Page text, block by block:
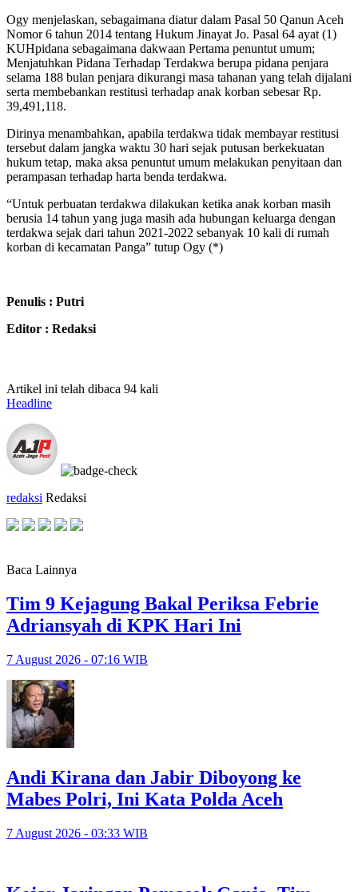
Ogy menjelaskan, sebagaimana diatur dalam Pasal 50 Qanun Aceh
Nomor 6 tahun 2014 tentang Hukum Jinayat Jo. Pasal 64 ayat (1)
KUHpidana sebagaimana dakwaan Pertama penuntut umum;
⁠Menjatuhkan Pidana Terhadap Terdakwa berupa pidana penjara
selama 188 bulan penjara dikurangi masa tahanan yang telah dijalani
serta membebankan restitusi terhadap anak korban sebesar Rp.
39,491,118.
Dirinya menambahkan, apabila terdakwa tidak membayar restitusi
tersebut dalam jangka waktu 30 hari sejak putusan berkekuatan
hukum tetap, maka aksa penuntut umum melakukan penyitaan dan
perampasan terhadap harta benda terdakwa.
“Untuk perbuatan terdakwa dilakukan ketika anak korban masih
berusia 14 tahun yang juga masih ada hubungan keluarga dengan
terdakwa sejak dari tahun 2021-2022 sebanyak 10 kali di rumah
korban di kecamatan Panga” tutup Ogy (*)
Penulis : Putri
Editor : Redaksi
Artikel ini telah dibaca 94 kali
Headline
redaksi Redaksi
Baca Lainnya
Tim 9 Kejagung Bakal Periksa Febrie
Adriansyah di KPK Hari Ini
7 August 2026 - 07:16 WIB
Andi Kirana dan Jabir Diboyong ke
Mabes Polri, Ini Kata Polda Aceh
7 August 2026 - 03:33 WIB